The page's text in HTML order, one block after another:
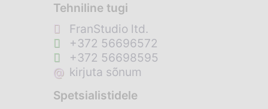
Tehniline tugi
FranStudio ltd.
+372 56696572
+372 56698595
@ kirjuta sõnum
Spetsialistidele